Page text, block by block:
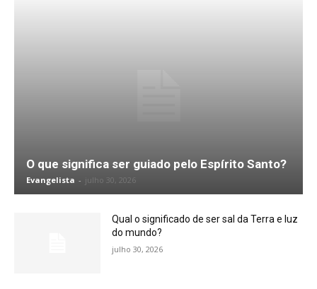
O que significa ser guiado pelo Espírito Santo?
Evangelista - julho 30, 2026
Qual o significado de ser sal da Terra e luz
do mundo?
julho 30, 2026